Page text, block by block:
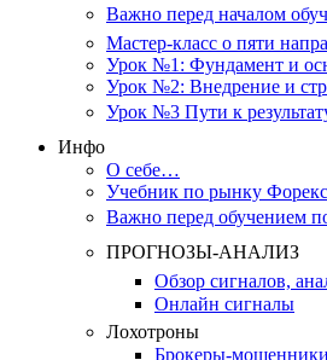
Важно перед началом
Мастер-класс о пяти
Урок №1: Фундамент и
Урок №2: Внедрение и
Урок №3 Пути к
Инфо
О себе…
Учебник по рынку Форекс
Важно перед обучением
ПРОГНОЗЫ-АНАЛИЗ
Обзор сигналов,
Онлайн сигналы
Лохотроны
Брокеры-